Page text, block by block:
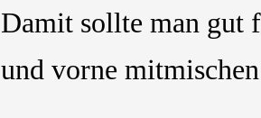
Damit sollte man gut
und vorne